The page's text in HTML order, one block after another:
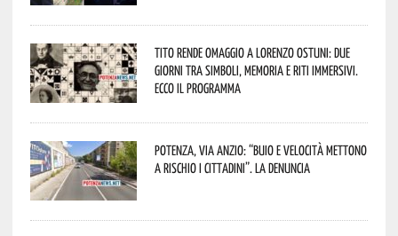
Tito rende omaggio a Lorenzo Ostuni: due
giorni tra simboli, memoria e riti immersivi.
Ecco il programma
Potenza, Via Anzio: “Buio e velocità mettono
a rischio i cittadini”. La denuncia